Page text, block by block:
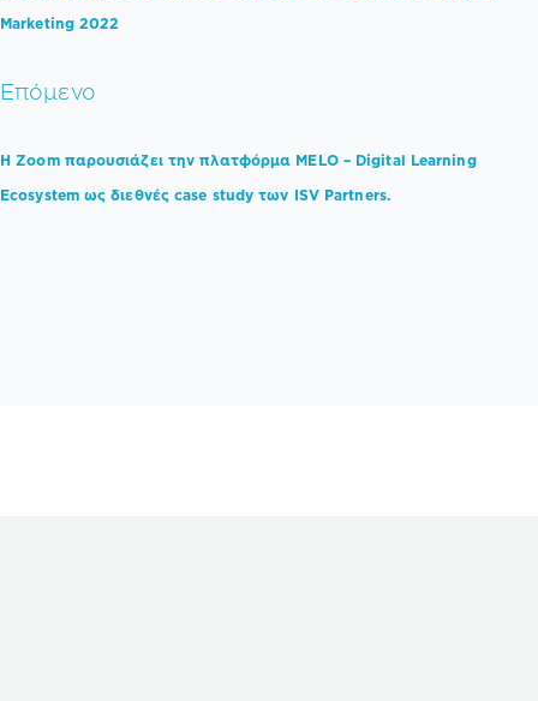
Marketing 2022
Επόμενο
Η Zoom παρουσιάζει την πλατφόρμα MELO – Digital Learning
Ecosystem ως διεθνές case study των ISV Partners.